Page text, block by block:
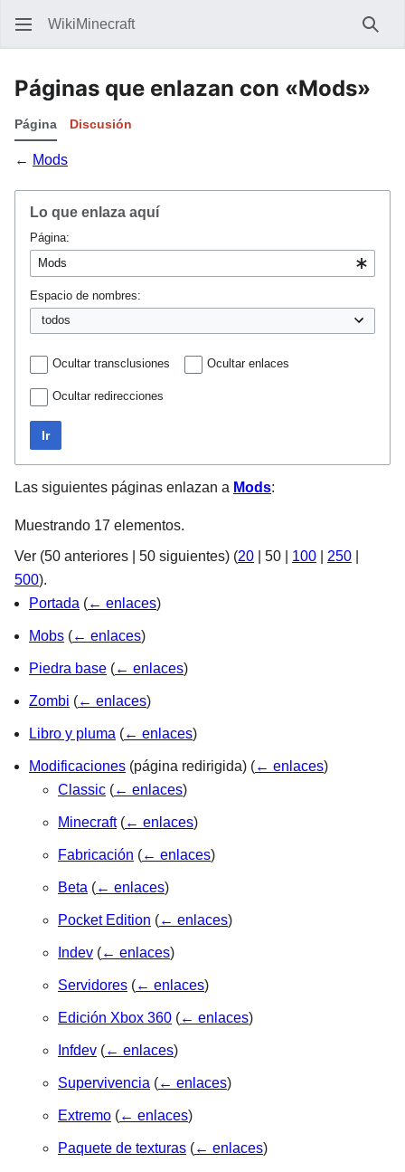
WikiMinecraft
Páginas que enlazan con «Mods»
Página Discusión
← Mods
Lo que enlaza aquí
Página:
Espacio de nombres:
Ocultar transclusiones Ocultar enlaces
Ocultar redirecciones
Ir
Las siguientes páginas enlazan a Mods:
Muestrando 17 elementos.
Ver (50 anteriores 50 siguientes) (20 50 100 250
500).
Portada (← enlaces)
Mobs (← enlaces)
Piedra base (← enlaces)
Zombi (← enlaces)
Libro y pluma (← enlaces)
Modificaciones (página redirigida) (← enlaces)
Classic (← enlaces)
Minecraft (← enlaces)
Fabricación (← enlaces)
Beta (← enlaces)
Pocket Edition (← enlaces)
Indev (← enlaces)
Servidores (← enlaces)
Edición Xbox 360 (← enlaces)
Infdev (← enlaces)
Supervivencia (← enlaces)
Extremo (← enlaces)
Paquete de texturas (← enlaces)